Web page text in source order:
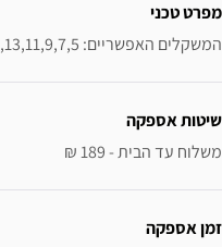
מפרט טכני
המשקלים האפשריים: 40,38,36,34,32,29,27,25,22,20,18,15,13,11,9,7,5
שיטות אספקה
משלוח עד הבית - 189 ₪
זמן אספקה